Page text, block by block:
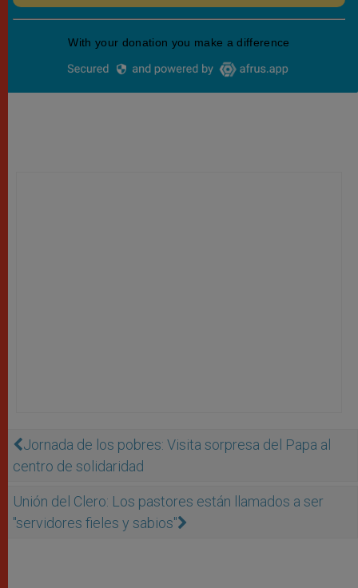
Jornada de los pobres: Visita sorpresa del Papa al
centro de solidaridad
Unión del Clero: Los pastores están llamados a ser
"servidores fieles y sabios"